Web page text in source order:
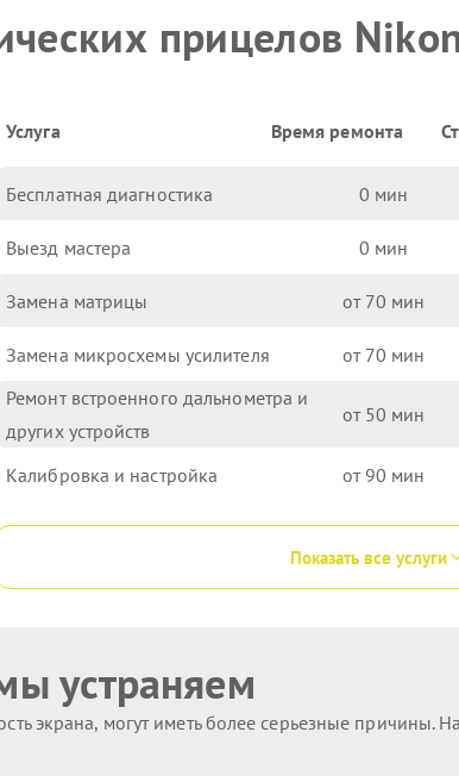
прицелов
Услуга Время ремонта
Бесплатная диагностика 0
Выезд мастера 0
Замена матрицы 70
Замена микросхемы усилителя 70
Ремонт встроенного дальнометра и
других устройств
50
Калибровка и настройка 90
Показать все услуги
устраняем
экрана, могут иметь более серьезные причины.